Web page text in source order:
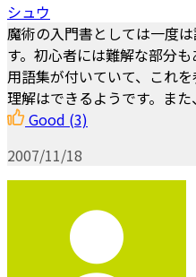
シュウ
魔術の入門書としては一度
す。初心者には難解な部分
用語集が付いていて、これ
理解はできるようです。ま
Good (3)
2007/11/18